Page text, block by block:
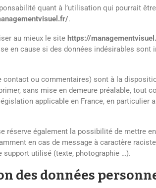
quant à l’utilisation qui pourrait
.
au mieux le site https://
en cause si des données indésirables
contact ou commentaires) sont à la
sans mise en demeure préalable, tout
applicable en France, en particulier
réserve également la possibilité de mettre
en cas de message à caractère
support utilisé (texte, photographie …).
des données